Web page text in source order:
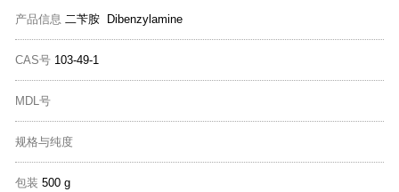
产品信息 二苄胺 Dibenzylamine
CAS号 103-49-1
MDL号
规格与纯度
包装 500 g